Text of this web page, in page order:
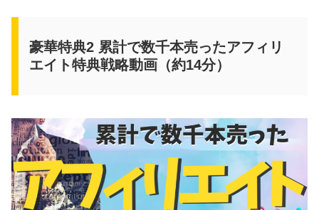
豪華特典2 累計で数千本売ったアフィリ
エイト特典戦略動画（約14分）